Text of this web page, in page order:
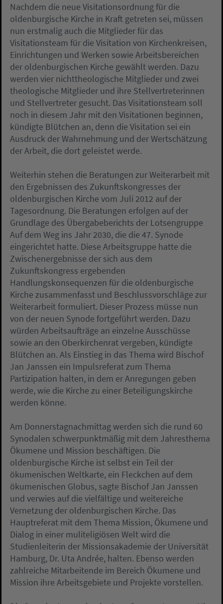
Nachdem die neue Visitationsordnung für die
oldenburgische Kirche in Kraft getreten sei, müssen
nun erstmalig auch die Mitglieder für das
Visitationsteam für die Visitation von Kirchenkreisen,
Einrichtungen und Werken sowie Arbeitsbereichen
der oldenburgischen Kirche gewählt werden. Dazu
werden vier nichttheologische Mitglieder und zwei
theologische Mitglieder und ihre Stellvertreterinnen
und Stellvertreter gesucht. Das Visitationsteam soll
noch in diesem Jahr mit den Visitationen beginnen,
kündigte Blütchen an, denn die Visitation sei ein
Ausdruck der Wahrnehmung und der Wertschätzung
der Arbeit, die dort geleistet werde.
Weiterhin stehen die Beratungen zur Weiterarbeit mit
den Ergebnissen des Zukunftskongresses der
oldenburgischen Kirche vom Juli 2012 auf der
Tagesordnung. Die Beratungen erfolgen auf der
Grundlage des Übergabeberichts der Lotsengruppe
Auf dem Weg ins Jahr 2030, die die 47. Synode
eingerichtet hatte. Diese Arbeitsgruppe hatte die
Zwischenergebnisse der sich aus dem
Zukunftskongress ergebenden
Handlungskonsequenzen für die oldenburgische
Kirche zusammenfasst und Beschlussvorschläge zur
Weiterarbeit formuliert. Dieser Prozess müsse nun
von der neuen Synode fortgeführt werden. Dazu
würden Arbeitsaufträge an einzelne Ausschüsse
sowie an den Oberkirchenrat vergeben, kündigte
Blütchen an. Als Einstieg in das Thema wird Bischof
Jan Janssen ein Impulsreferat zum Thema
Partizipation halten, in dem er Anregungen geben
werde, wie die Kirche zu einer Beteiligungskirche
werden könne.
Am Donnerstagnachmittag werden sich die rund 60
Synodalen schwerpunktmäßig mit dem Jahresthema
Ökumene und Mission beschäftigen. Die
oldenburgische Kirche ist selbst ein Teil der
ökumenischen Weltkarte, ein Fleckchen auf dem
ökumenischen Globus, sagte Bischof Jan Janssen
und verwies auf die vielfältige und weitereiche
Vernetzung der oldenburgischen Kirche. Das
Hauptreferat mit dem Thema Mission, Ökumene und
Dialog in einer muliteligiösen Welt wird die
Studienleiterin der Missionsakademie der Universität
Hamburg, Dr. Uta Andrée, halten. Ebenso werden
zahlreiche Mitarbeitende im Bereich Ökumene und
Mission ihre Arbeitsgebiete und Projekte vorstellen.